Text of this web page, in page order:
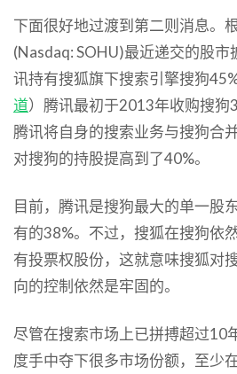
下面很好地过渡到第二则消息。
(Nasdaq: SOHU)最近递交的股
讯持有搜狐旗下搜索引擎搜狗
道）腾讯最初于2013年收购搜狗
腾讯将自身的搜索业务与搜狗合
对搜狗的持股提高到了40%。
目前，腾讯是搜狗最大的单一股
有的38%。不过，搜狐在搜狗依
有投票权股份，这就意味搜狐对
向的控制依然是牢固的。
尽管在搜索市场上已拼搏超过10
度手中夺下很多市场份额，至少